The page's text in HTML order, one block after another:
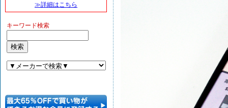
≫詳細はこちら
キーワード検索